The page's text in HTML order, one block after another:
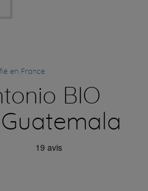
en France
BIO